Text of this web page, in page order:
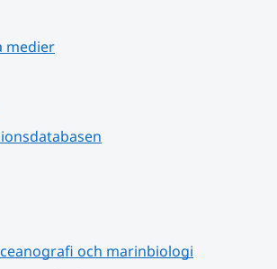
medier
och marinbiologi